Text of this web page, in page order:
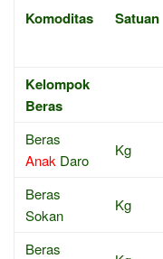
Komoditas Satuan
Kelompok
Beras
Beras
Anak Daro
Kg
Beras
Sokan
Kg
Beras